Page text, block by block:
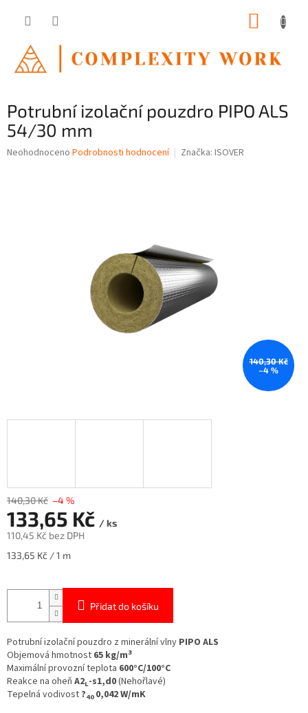
Potrubní izolační pouzdro PIPO ALS
54/30 mm
Průměrné
Neohodnoceno Podrobnosti hodnocení Značka: ISOVER
140,30 Kč
–4 %
140,30 Kč –4 %
133,65 Kč / ks
110,45 Kč bez DPH
Měrná
133,65 Kč / 1 m
Přidat do košíku
Potrubní izolační pouzdro z minerální vlny PIPO ALS
Objemová hmotnost 65 kg/m3
Maximální provozní teplota 600°C/100°C
Reakce na oheň A2L-s1,d0(Nehořlavé)
Tepelná vodivost ?40 0,042 W/mK